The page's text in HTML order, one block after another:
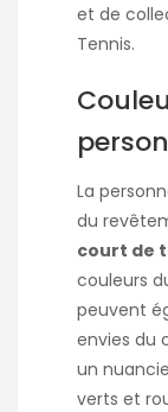
et de
Tennis.
La
du
court de
couleurs
peuvent
envies du
un
verts et